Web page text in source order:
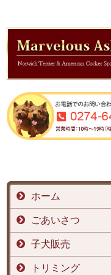
ホーム
ごあいさつ
子犬販売
トリミング